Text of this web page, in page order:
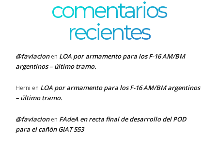
comentarios
recientes
@faviacionen LOA por armamento para los F-16 AM/BM
argentinos – último tramo.
Herni en LOA por armamento para los F-16 AM/BM argentinos
– último tramo.
@faviacionen FAdeA en recta final de desarrollo del POD
para el cañón GIAT 553